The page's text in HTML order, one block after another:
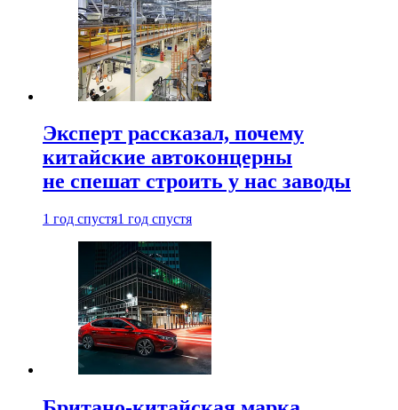
Эксперт рассказал, почему
китайские автоконцерны
не спешат строить у нас заводы
1 год спустя1 год спустя